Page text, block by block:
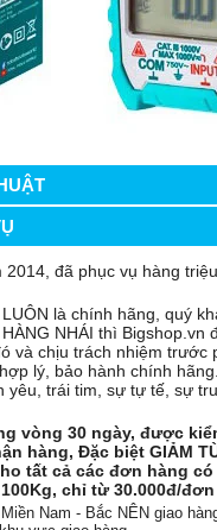
đã phục vụ hàng
là chính hãng, quý
NHÁI thì Bigshop.vn
và chịu trách nhiệm trước
lý, bảo hành chính
yêu, trái tim, sự tự tế, sự
vòng 30 ngày, được
hàng, Đặc biệt GIẢM
tất cả các đơn hàng
chỉ từ 30.000đ/đơn
Nam - Bắc NÊN giao